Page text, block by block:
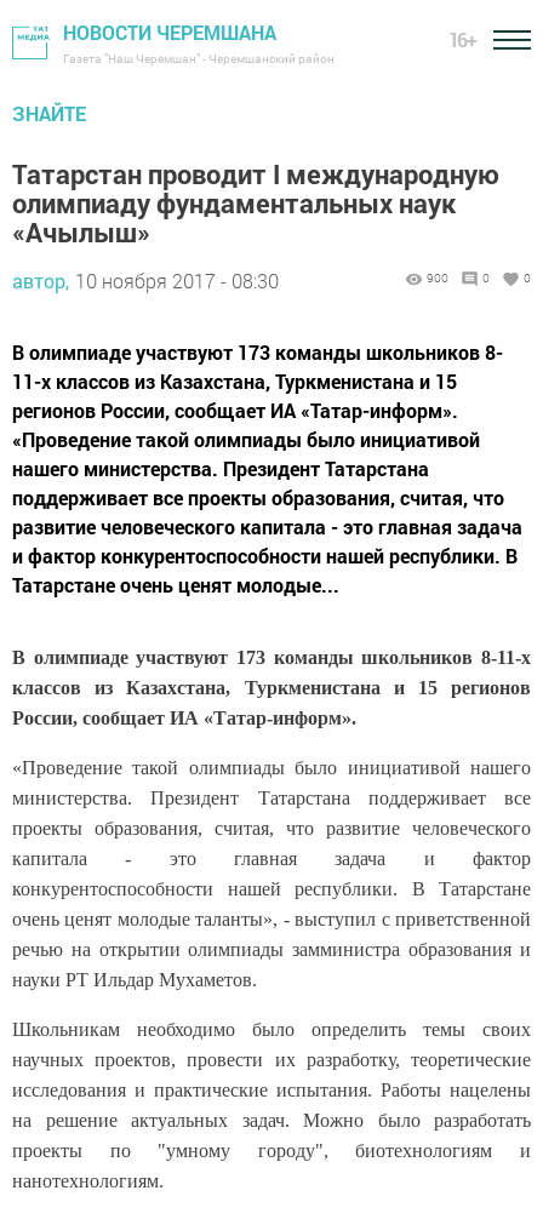
НОВОСТИ ЧЕРЕМШАНА
Газета "Наш Черемшан" - Черемшанский район
16+
ЗНАЙТЕ
Татарстан проводит I международную
олимпиаду фундаментальных наук
«Ачылыш»
автор, 10 ноября 2017 - 08:30 900 0 0
В олимпиаде участвуют 173 команды школьников 8-
11-х классов из Казахстана, Туркменистана и 15
регионов России, сообщает ИА «Татар-информ».
«Проведение такой олимпиады было инициативой
нашего министерства. Президент Татарстана
поддерживает все проекты образования, считая, что
развитие человеческого капитала - это главная задача
и фактор конкурентоспособности нашей республики. В
Татарстане очень ценят молодые...
В олимпиаде участвуют 173 команды школьников 8-11-х
классов из Казахстана, Туркменистана и 15 регионов
России, сообщает ИА «Татар-информ».
«Проведение такой олимпиады было инициативой нашего
министерства. Президент Татарстана поддерживает все
проекты образования, считая, что развитие человеческого
капитала - это главная задача и фактор
конкурентоспособности нашей республики. В Татарстане
очень ценят молодые таланты», - выступил с приветственной
речью на открытии олимпиады замминистра образования и
науки РТ Ильдар Мухаметов.
Школьникам необходимо было определить темы своих
научных проектов, провести их разработку, теоретические
исследования и практические испытания. Работы нацелены
на решение актуальных задач. Можно было разработать
проекты по "умному городу", биотехнологиям и
нанотехнологиям.